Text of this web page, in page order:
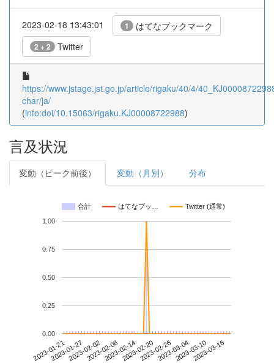
2023-02-18 13:43:01 1 はてなブックマーク
2 + 2 Twitter
https://www.jstage.jst.go.jp/article/rigaku/40/4/
char/ja/
(info:doi/10.15063/rigaku.KJ00008722988)
言及状況
変動（ピーク前後） 変動（月別） 分布
合計 はてなブッ… Twitter (通常)
2023-01-212023-01-272023-02-022023-02-082023-02-142023-02-202023-02-262023-03-042023-03-102023-03-16
0.00
0.25
0.50
0.75
1.00